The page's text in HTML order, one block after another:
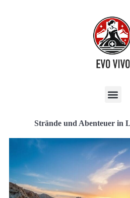
Strände und Abenteuer in